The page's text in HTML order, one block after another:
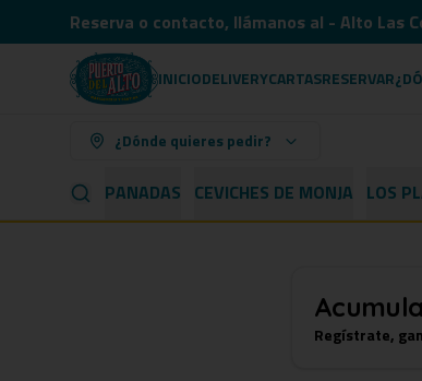
Reserva o contacto, llámanos al - Alto Las
INICIODELIVERYCARTASRESERVAR
¿Dónde quieres pedir?
EMPANADAS CEVICHES DE MONJA LOS
Acumula
Regístrate,